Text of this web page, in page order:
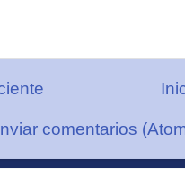
comentarios